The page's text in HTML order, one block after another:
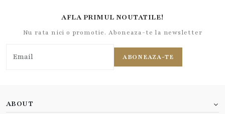
AFLA PRIMUL NOUTATILE!
Nu rata nici o promotie. Aboneaza-te la newsletter
ABONEAZA-TE
ABOUT